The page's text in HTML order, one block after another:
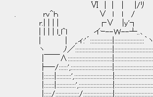
Ⅵ | | | |/ﾘ それじゃあ皆、ル
. rv^ｈ ∨ l l /
r.| | | | ┌∨ |y'┐
| | | | l_l^l イｰ--Ｗ--┴..､
| | ,.ィ:'´:::::::::::::::|::::::::::::::::::::｀ヽ
ヽ ﾉ／:::::::::::::::::::::::::|::::::::::::::::::::::::::::::
|￣￣
├―/
|:::::/::::::::::::::::/